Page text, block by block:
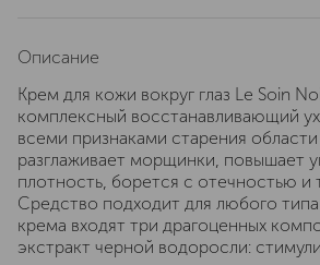
Описание
Крем для кожи вокруг глаз Le Soin
комплексный восстанавливающий
всеми признаками старения области
разглаживает морщинки, повышает
плотность, борется с отечностью и
Средство подходит для любого
крема входят три драгоценных
экстракт черной водоросли: